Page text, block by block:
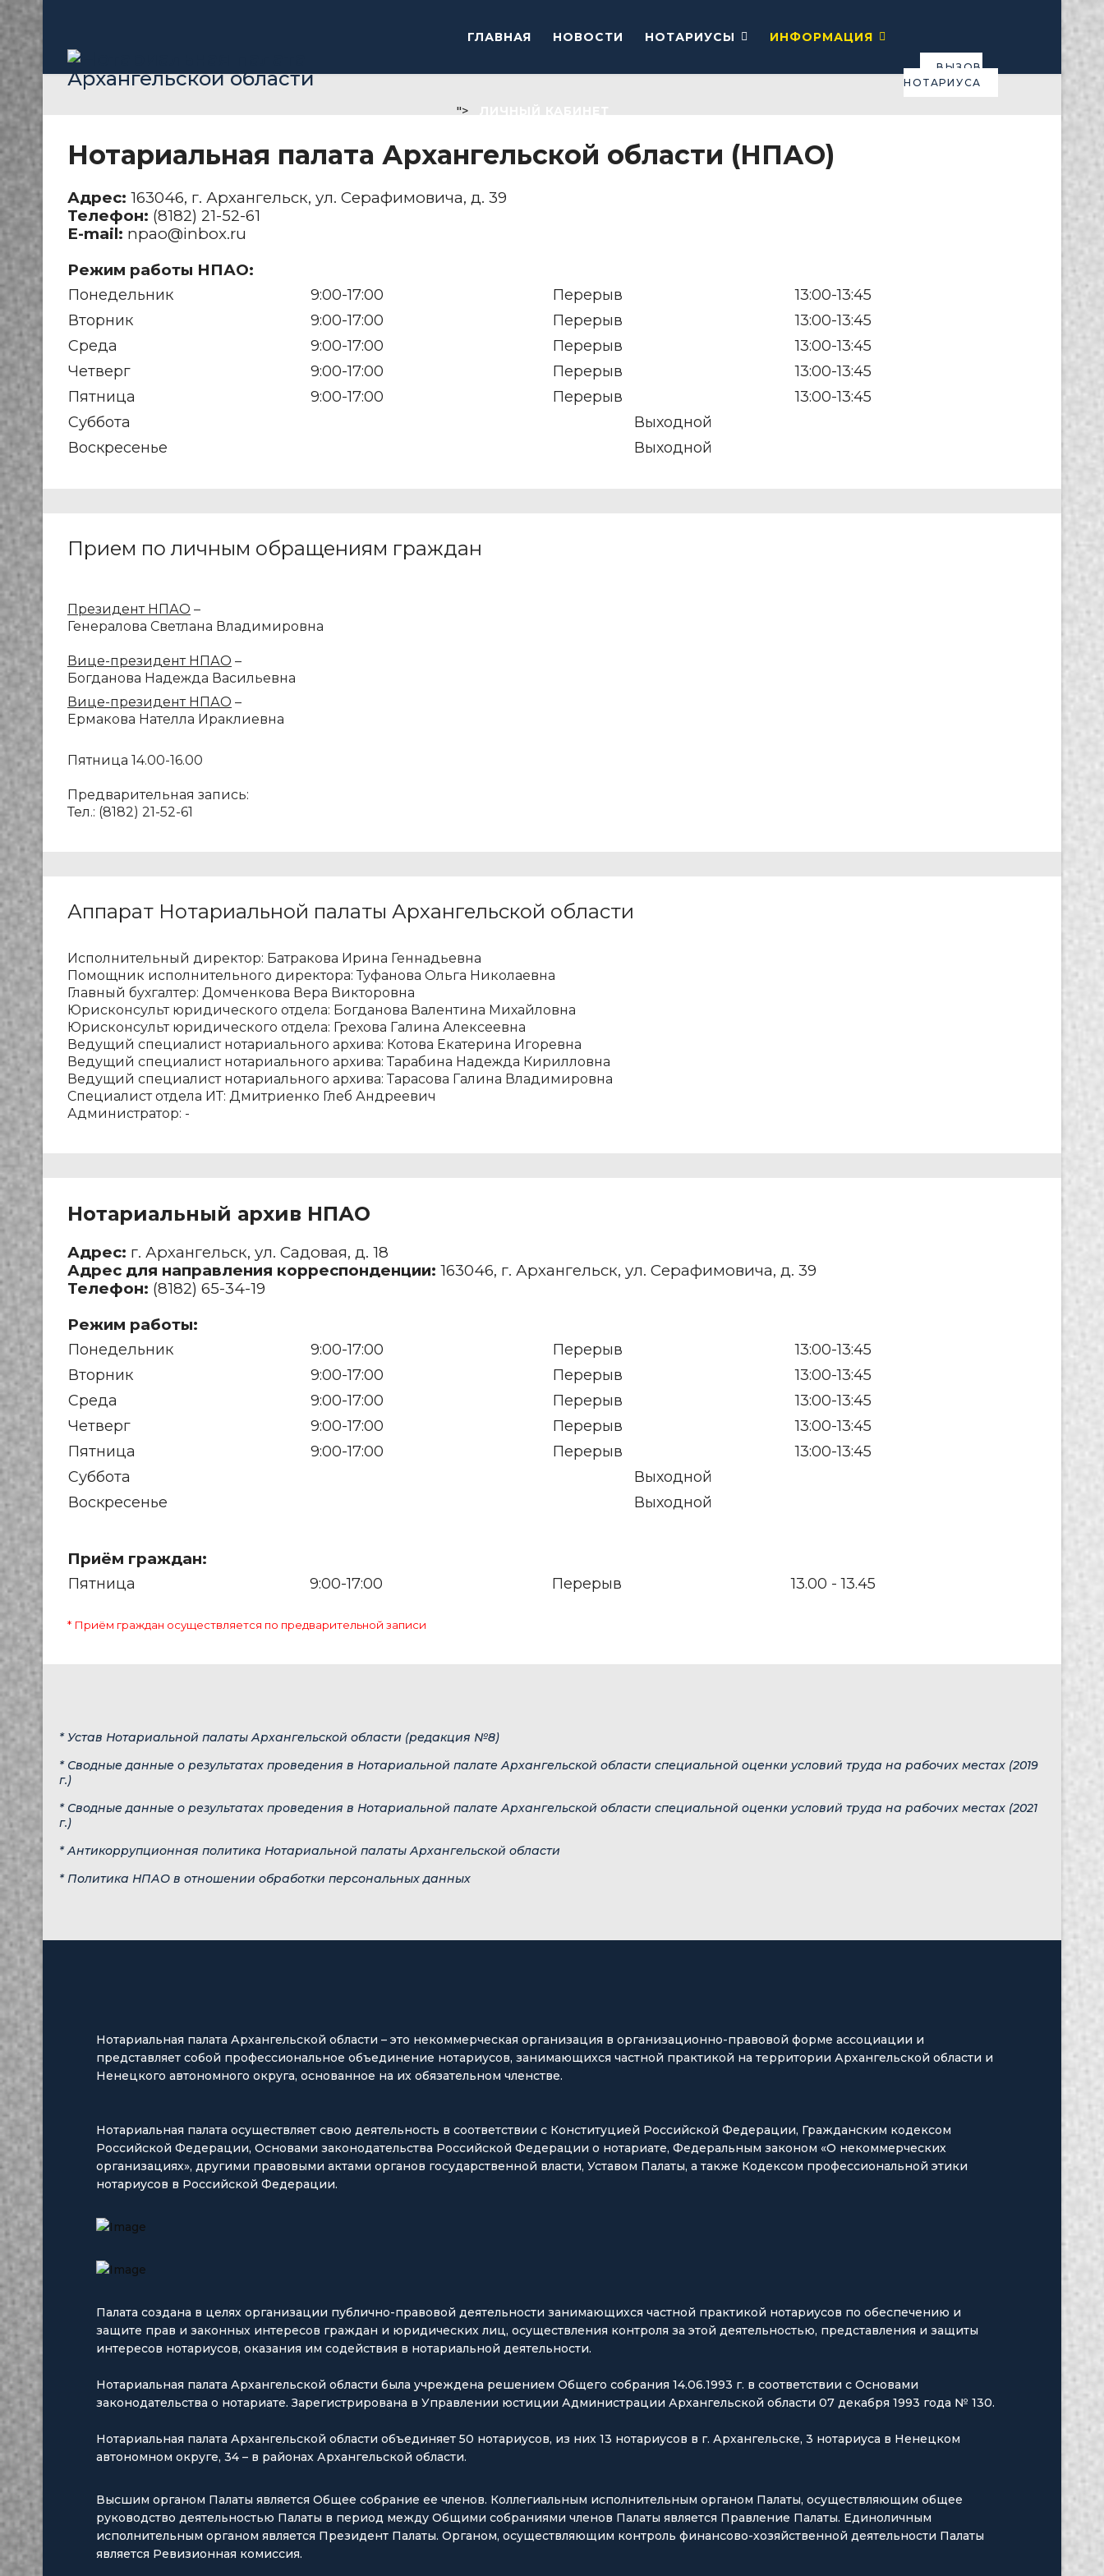
ГЛАВНАЯ НОВОСТИ НОТАРИУСЫ ИНФОРМАЦИЯ
">
ВЫЗОВ
НОТАРИУСА
Нотариальная палата Архангельской области (НПАО)
Адрес: 163046, г. Архангельск, ул. Серафимовича, д. 39
Телефон: (8182) 21-52-61
E-mail: npao@inbox.ru
Режим работы НПАО:
Понедельник 9:00-17:00 Перерыв
13:00-13:45
Вторник
9:00-17:00 Перерыв
13:00-13:45
Среда
9:00-17:00 Перерыв
13:00-13:45
Четверг
9:00-17:00 Перерыв
13:00-13:45
Пятница
9:00-17:00 Перерыв
13:00-13:45
Суббота
Выходной
Воскресенье
Выходной
Прием по личным обращениям граждан
Президент НПАО –
Генералова Светлана Владимировна
Вице-президент НПАО –
Богданова Надежда Васильевна
Вице-президент НПАО –
Ермакова Нателла Ираклиевна
Пятница 14.00-16.00
Предварительная запись:
Тел.: (8182) 21-52-61
Аппарат Нотариальной палаты Архангельской области
Исполнительный директор: Батракова Ирина Геннадьевна
Помощник исполнительного директора: Туфанова Ольга Николаевна
Главный бухгалтер: Домченкова Вера Викторовна
Юрисконсульт юридического отдела: Богданова Валентина Михайловна
Юрисконсульт юридического отдела: Грехова Галина Алексеевна
Ведущий специалист нотариального архива: Котова Екатерина Игоревна
Ведущий специалист нотариального архива:Тарабина Надежда Кирилловна
Ведущий специалист нотариального архива: Тарасова Галина Владимировна
Специалист отдела ИТ: Дмитриенко Глеб Андреевич
Администратор: -
Нотариальный архив НПАО
Адрес: г. Архангельск, ул. Садовая, д. 18
Адрес для направления корреспонденции: 163046, г. Архангельск, ул. Серафимовича, д. 39
Телефон: (8182) 65-34-19
Режим работы:
Понедельник 9:00-17:00 Перерыв
13:00-13:45
Вторник
9:00-17:00 Перерыв
13:00-13:45
Среда
9:00-17:00 Перерыв
13:00-13:45
Четверг
9:00-17:00 Перерыв
13:00-13:45
Пятница
9:00-17:00 Перерыв
13:00-13:45
Суббота
Выходной
Воскресенье
Выходной
Приём граждан:
Пятница 9:00-17:00 Перерыв 13.00 - 13.45
* Приём граждан осуществляется по предварительной записи
* Устав Нотариальной палаты Архангельской области (редакция №8)
* Сводные данные о результатах проведения в Нотариальной палате Архангельской области специальной оценки условий труда на рабочих местах (2019
г.)
* Сводные данные о результатах проведения в Нотариальной палате Архангельской области специальной оценки условий труда на рабочих местах (2021
г.)
* Антикоррупционная политика Нотариальной палаты Архангельской области
* Политика НПАО в отношении обработки персональных данных
Нотариальная палата Архангельской области – это некоммерческая организация в организационно-правовой форме ассоциации и
представляет собой профессиональное объединение нотариусов, занимающихся частной практикой на территории Архангельской области и
Ненецкого автономного округа, основанное на их обязательном членстве.
Нотариальная палата осуществляет свою деятельность в соответствии с Конституцией Российской Федерации, Гражданским кодексом
Российской Федерации, Основами законодательства Российской Федерации о нотариате, Федеральным законом «О некоммерческих
организациях», другими правовыми актами органов государственной власти, Уставом Палаты, а также Кодексом профессиональной этики
нотариусов в Российской Федерации.
Палата создана в целях организации публично-правовой деятельности занимающихся частной практикой нотариусов по обеспечению и
защите прав и законных интересов граждан и юридических лиц, осуществления контроля за этой деятельностью, представления и защиты
интересов нотариусов, оказания им содействия в нотариальной деятельности.
Нотариальная палата Архангельской области была учреждена решением Общего собрания 14.06.1993 г. в соответствии с Основами
законодательства о нотариате. Зарегистрирована в Управлении юстиции Администрации Архангельской области 07 декабря 1993 года № 130.
Нотариальная палата Архангельской области объединяет 50 нотариусов, из них 13 нотариусов в г. Архангельске, 3 нотариуса в Ненецком
автономном округе, 34 – в районах Архангельской области.
Высшим органом Палаты является Общее собрание ее членов. Коллегиальным исполнительным органом Палаты, осуществляющим общее
руководство деятельностью Палаты в период между Общими собраниями членов Палаты является Правление Палаты. Единоличным
исполнительным органом является Президент Палаты. Органом, осуществляющим контроль финансово-хозяйственной деятельности Палаты
является Ревизионная комиссия.